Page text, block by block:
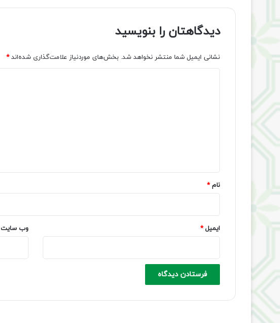
دیدگاهتان را بنویسید
نشانی ایمیل شما منتشر نخواهد شد. بخش‌های موردنیاز علامت‌گذاری شده‌اند*
نام*
ایمیل* وب‌ سایت